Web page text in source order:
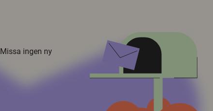
ingen ny